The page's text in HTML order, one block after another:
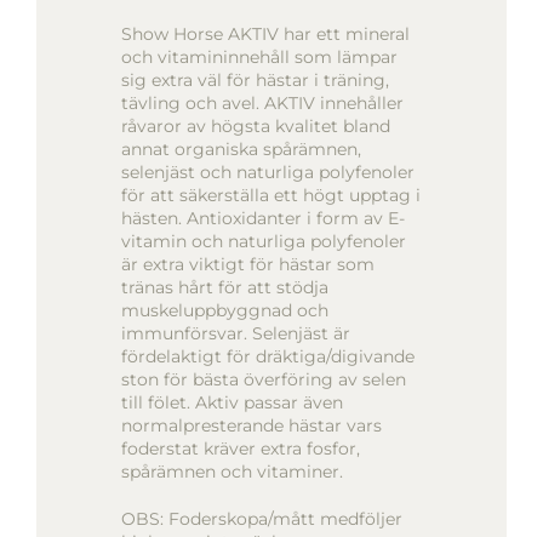
Show Horse AKTIV har ett mineral
och vitamininnehåll som lämpar
sig extra väl för hästar i träning,
tävling och avel. AKTIV innehåller
råvaror av högsta kvalitet bland
annat organiska spårämnen,
selenjäst och naturliga polyfenoler
för att säkerställa ett högt upptag i
hästen. Antioxidanter i form av E-
vitamin och naturliga polyfenoler
är extra viktigt för hästar som
tränas hårt för att stödja
muskeluppbyggnad och
immunförsvar. Selenjäst är
fördelaktigt för dräktiga/digivande
ston för bästa överföring av selen
till fölet. Aktiv passar även
normalpresterande hästar vars
foderstat kräver extra fosfor,
spårämnen och vitaminer.
OBS: Foderskopa/mått medföljer